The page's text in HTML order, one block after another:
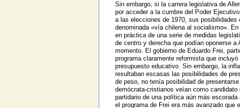
Sin embargo, si la carrera legislativa de
por acceder a la cumbre del Poder
a las elecciones de 1970, sus posibilidades
denominada «vía chilena al socialismo».
en práctica de una serie de medidas
de centro y derecha que podían oponerse
momento. El gobierno de Eduardo Frei,
programa claramente reformista que
presupuesto educativo. Sin embargo, la
resultaban escasas las posibilidades de
de peso, no tenía posibilidad de
demócrata-cristianos veían como
partidario de una política aún más
el programa de Frei era más avanzado